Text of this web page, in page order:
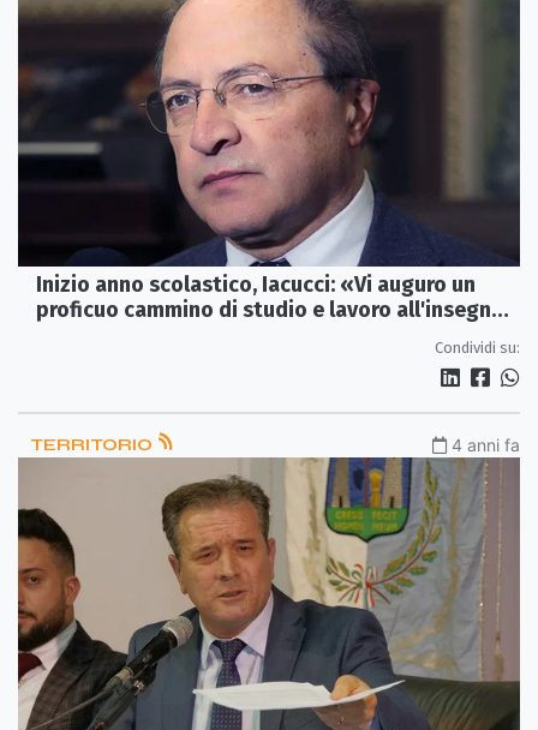
Inizio anno scolastico, Iacucci: «Vi auguro un
proficuo cammino di studio e lavoro all'insegna
Condividi su:
TERRITORIO 4 anni fa